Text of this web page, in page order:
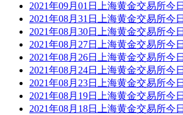
2021年09月01日上海黄金交易所今
2021年08月31日上海黄金交易所今
2021年08月30日上海黄金交易所今
2021年08月27日上海黄金交易所今
2021年08月26日上海黄金交易所今
2021年08月24日上海黄金交易所今
2021年08月23日上海黄金交易所今
2021年08月19日上海黄金交易所今
2021年08月18日上海黄金交易所今